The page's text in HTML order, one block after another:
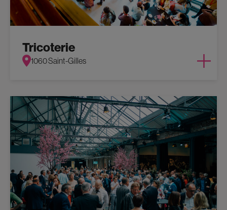
Tricoterie
1060 Saint-Gilles